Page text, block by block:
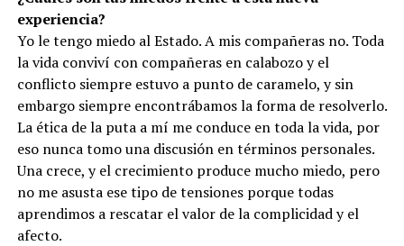
experiencia?
Yo le tengo miedo al Estado. A mis compañeras no. Toda
la vida conviví con compañeras en calabozo y el
conflicto siempre estuvo a punto de caramelo, y sin
embargo siempre encontrábamos la forma de resolverlo.
La ética de la puta a mí me conduce en toda la vida, por
eso nunca tomo una discusión en términos personales.
Una crece, y el crecimiento produce mucho miedo, pero
no me asusta ese tipo de tensiones porque todas
aprendimos a rescatar el valor de la complicidad y el
afecto.